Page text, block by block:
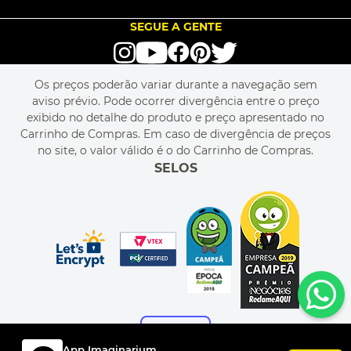
TERMOS DE USO
POLÍTICA DE PRIVACIDADE
PERGUNTAS FREQUENTES
MEU CADASTRO
MEU PEDIDO
CUPONS DE DESCONTO
BLOG
RASTREIE O SEU PEDIDO
MAPA DO SITE
LOVE BRANDS
SEJA REVENDEDOR
LIVELO
alô alô IMG
SEGUE A GENTE
Os preços poderão variar durante a navegação sem
aviso prévio. Pode ocorrer divergência entre o preço
exibido no detalhe do produto e preço apresentado no
Carrinho de Compras. Em caso de divergência de preços
no site, o valor válido é o do Carrinho de Compras.
SELOS